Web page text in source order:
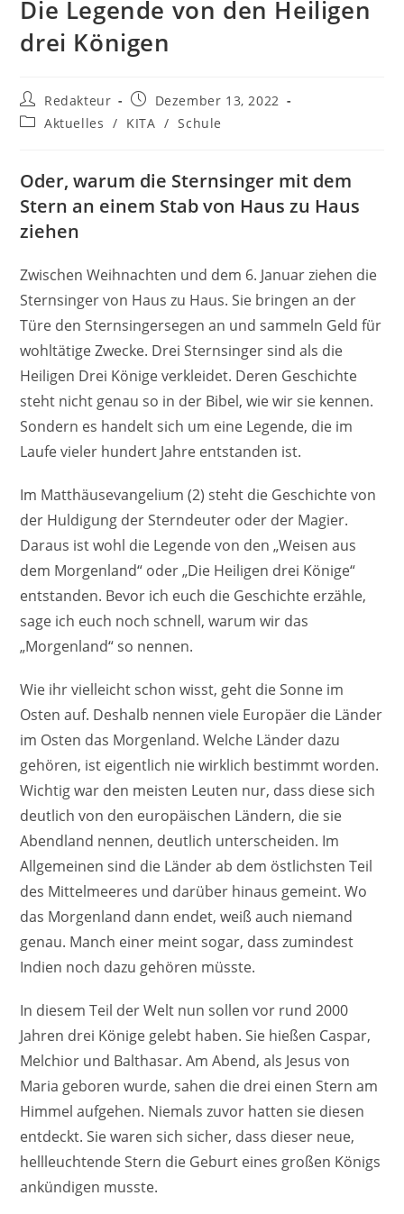
Die Legende von den Heiligen
drei Königen
Beitrags-
Autor:
Redakteur
Beitrag
veröffentlicht:
Dezember 13, 2022
Beitrags-
Aktuelles / KITA / Schule
Oder, warum die Sternsinger mit dem
Stern an einem Stab von Haus zu Haus
ziehen
Zwischen Weihnachten und dem 6. Januar ziehen die
Sternsinger von Haus zu Haus. Sie bringen an der
Türe den Sternsingersegen an und sammeln Geld für
wohltätige Zwecke. Drei Sternsinger sind als die
Heiligen Drei Könige verkleidet. Deren Geschichte
steht nicht genau so in der Bibel, wie wir sie kennen.
Sondern es handelt sich um eine Legende, die im
Laufe vieler hundert Jahre entstanden ist.
Im Matthäusevangelium (2) steht die Geschichte von
der Huldigung der Sterndeuter oder der Magier.
Daraus ist wohl die Legende von den „Weisen aus
dem Morgenland“ oder „Die Heiligen drei Könige“
entstanden. Bevor ich euch die Geschichte erzähle,
sage ich euch noch schnell, warum wir das
„Morgenland“ so nennen.
Wie ihr vielleicht schon wisst, geht die Sonne im
Osten auf. Deshalb nennen viele Europäer die Länder
im Osten das Morgenland. Welche Länder dazu
gehören, ist eigentlich nie wirklich bestimmt worden.
Wichtig war den meisten Leuten nur, dass diese sich
deutlich von den europäischen Ländern, die sie
Abendland nennen, deutlich unterscheiden. Im
Allgemeinen sind die Länder ab dem östlichsten Teil
des Mittelmeeres und darüber hinaus gemeint. Wo
das Morgenland dann endet, weiß auch niemand
genau. Manch einer meint sogar, dass zumindest
Indien noch dazu gehören müsste.
In diesem Teil der Welt nun sollen vor rund 2000
Jahren drei Könige gelebt haben. Sie hießen Caspar,
Melchior und Balthasar. Am Abend, als Jesus von
Maria geboren wurde, sahen die drei einen Stern am
Himmel aufgehen. Niemals zuvor hatten sie diesen
entdeckt. Sie waren sich sicher, dass dieser neue,
hellleuchtende Stern die Geburt eines großen Königs
ankündigen musste.